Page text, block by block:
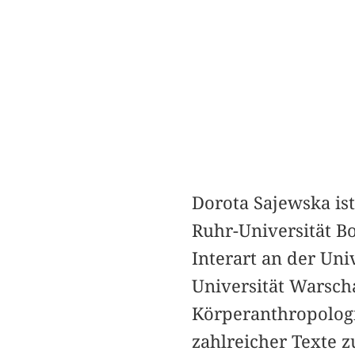
Dorota Sajewska
Ruhr-Universität
Interart an der
Universität
zahlreicher Texte